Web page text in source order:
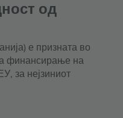
од
е призната во
финансирање на
за нејзиниот